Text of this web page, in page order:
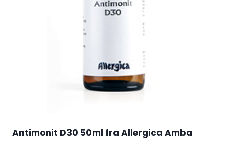
Antimonit D30 50ml fra Allergica Amba